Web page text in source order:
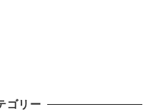
ゴリー